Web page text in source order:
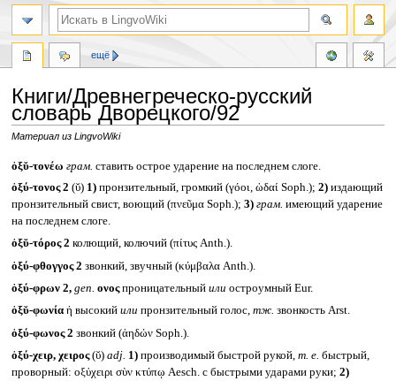
Книги/Древнегреческо-русский
словарь Дворецкого/92
Материал из LingvoWiki
Перейти
к
Перейти
к
ὀξῠ-τονέω грам. ставить острое ударение на последнем слоге.
ὀξύ-τονος 2 (ῠ) 1)пронзительный, громкий (γόοι, ὠδαί Soph.); 2)издающий
пронзительный свист, воющий (πνεῦμα Soph.); 3) грам. имеющий ударение
на последнем слоге.
ὀξῠ-τόρος 2 колющий, колючий (πίτυς Anth.).
ὀξύ-φθογγος 2 звонкий, звучный (κύμβαλα Anth.).
ὀξύ-φρων 2, gen. ονοςпроницательный или остроумный Eur.
ὀξῠ-φωνία ἡ высокий или пронзительный голос, тж. звонкость Arst.
ὀξύ-φωνος 2 звонкий (ἀηδών Soph.).
ὀξύ-χειρ, χειρος(ῠ) adj. 1)производимый быстрой рукой, т. е. быстрый,
проворный: οξὐχειρι σὺν κτύπῳ Aesch. с быстрыми ударами руки; 2)
ещё